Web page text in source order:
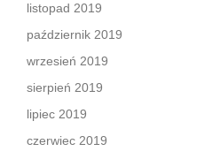
listopad 2019
październik 2019
wrzesień 2019
sierpień 2019
lipiec 2019
czerwiec 2019